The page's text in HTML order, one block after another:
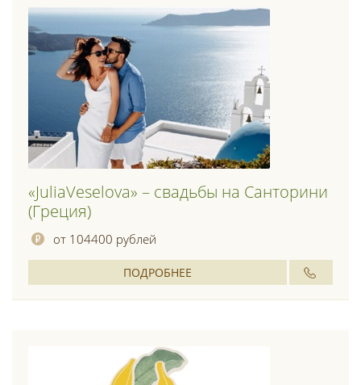
«JuliaVeselova» – свадьбы на Санторини
(Греция)
от 104400 рублей
ПОДРОБНЕЕ